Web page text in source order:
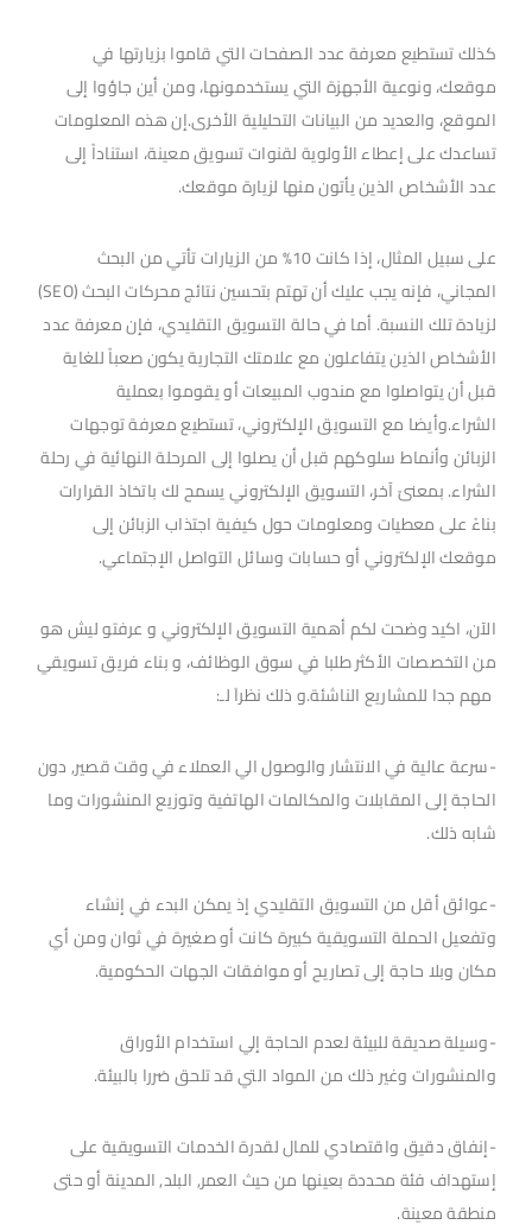
كذلك تستطيع معرفة عدد الصفحات التي قاموا بزيارتها في
موقعك، ونوعية الأجهزة التي يستخدمونها، ومن أين جاؤوا إلى
الموقع، والعديد من البيانات التحليلية الأخرى.إن هذه المعلومات
تساعدك على إعطاء الأولوية لقنوات تسويق معينة، استناداً إلى
عدد الأشخاص الذين يأتون منها لزيارة موقعك.
على سبيل المثال، إذا كانت 10% من الزيارات تأتي من البحث
المجاني، فإنه يجب عليك أن تهتم بتحسين نتائج محركات البحث (SEO)
لزيادة تلك النسبة. أما في حالة التسويق التقليدي، فإن معرفة عدد
الأشخاص الذين يتفاعلون مع علامتك التجارية يكون صعباً للغاية
قبل أن يتواصلوا مع مندوب المبيعات أو يقوموا بعملية
الشراء.وأيضا مع التسويق الإلكتروني، تستطيع معرفة توجهات
الزبائن وأنماط سلوكهم قبل أن يصلوا إلى المرحلة النهائية في رحلة
الشراء. بمعنىً آخر، التسويق الإلكتروني يسمح لك باتخاذ القرارات
بناءً على معطيات ومعلومات حول كيفية اجتذاب الزبائن إلى
موقعك الإلكتروني أو حسابات وسائل التواصل الإجتماعي.
الآن، اكيد وضحت لكم أهمية التسويق الإلكتروني و عرفتو ليش هو
من التخصصات الأكثر طلبا في سوق الوظائف، و بناء فريق تسويقي
مهم جدا للمشاريع الناشئة.و ذلك نظراَ لـ:
-سرعة عالية في الانتشار والوصول الي العملاء في وقت قصير, دون
الحاجة إلى المقابلات والمكالمات الهاتفية وتوزيع المنشورات وما
شابه ذلك.
-عوائق أقل من التسويق التقليدي إذ يمكن البدء في إنشاء
وتفعيل الحملة التسويقية كبيرة كانت أو صغيرة في ثوان ومن أي
مكان وبلا حاجة إلى تصاريح أو موافقات الجهات الحكومية.
-وسيلة صديقة للبيئة لعدم الحاجة إلي استخدام الأوراق
والمنشورات وغير ذلك من المواد التي قد تلحق ضررا بالبيئة.
-إنفاق دقيق واقتصادي للمال لقدرة الخدمات التسويقية على
إستهداف فئة محددة بعينها من حيث العمر, البلد, المدينة أو حتى
منطقة معينة.